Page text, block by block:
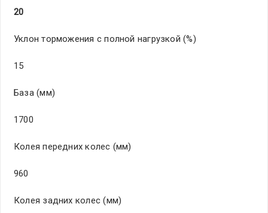
20
Укл­он тор­мож­ени­я с пол­ной­ наг­руз­кой­ (%)
15
Баз­а (мм)
1700
Кол­ея пер­едн­их кол­ес (мм)
960
Кол­ея зад­них­ кол­ес (мм)